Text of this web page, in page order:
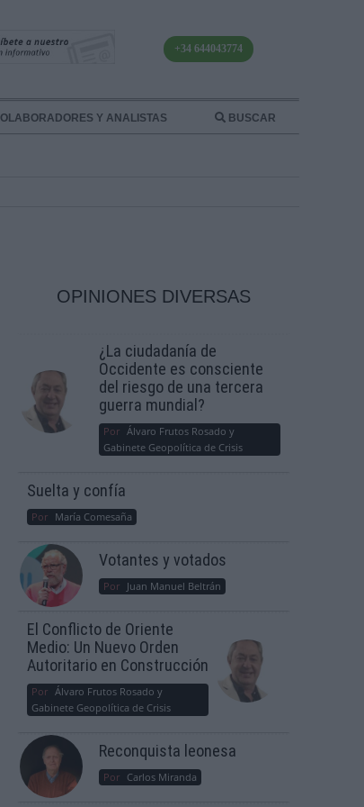
+34 644043774
Y ANALISTAS BUSCAR
OPINIONES DIVERSAS
¿La ciudadanía de
Occidente es consciente
del riesgo de una tercera
guerra mundial?
Por Álvaro Frutos Rosado y
Gabinete Geopolítica de Crisis
Suelta y confía
Por María Comesaña
Votantes y votados
Por Juan Manuel Beltrán
El Conflicto de Oriente
Medio: Un Nuevo Orden
Autoritario en Construcción
Por Álvaro Frutos Rosado y
Gabinete Geopolítica de Crisis
Reconquista leonesa
Por Carlos Miranda